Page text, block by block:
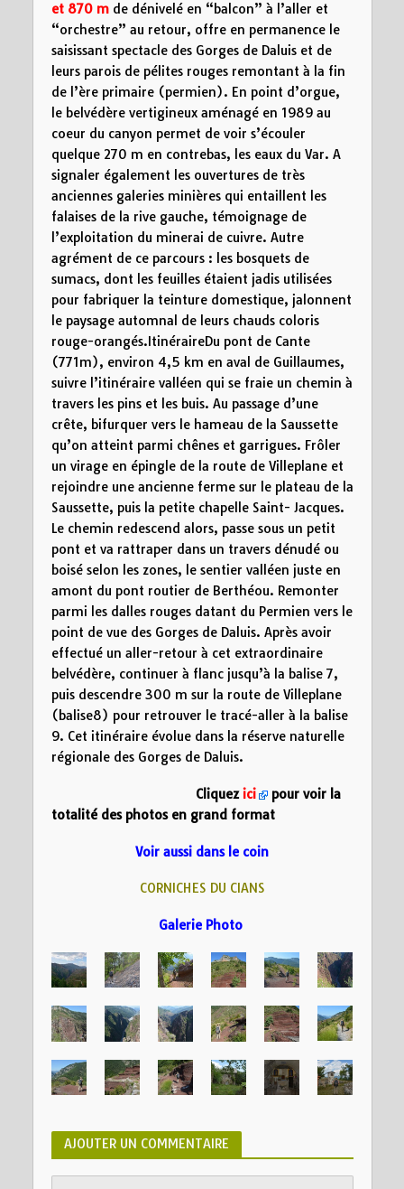
et 870 mde dénivelé en “balcon” à l’aller et
“orchestre” au retour, offre en permanence le
saisissant spectacle des Gorges de Daluis et de
leurs parois de pélites rouges remontant à la fin
de l’ère primaire (permien). En point d’orgue,
le belvédère vertigineux aménagé en 1989 au
coeur du canyon permet de voir s’écouler
quelque 270 m en contrebas, les eaux du Var. A
signaler également les ouvertures de très
anciennes galeries minières qui entaillent les
falaises de la rive gauche, témoignage de
l’exploitation du minerai de cuivre. Autre
agrément de ce parcours : les bosquets de
sumacs, dont les feuilles étaient jadis utilisées
pour fabriquer la teinture domestique, jalonnent
le paysage automnal de leurs chauds coloris
rouge-orangés.ItinéraireDu pont de Cante
(771m), environ 4,5 km en aval de Guillaumes,
suivre l’itinéraire valléen qui se fraie un chemin à
travers les pins et les buis. Au passage d’une
crête, bifurquer vers le hameau de la Saussette
qu’on atteint parmi chênes et garrigues. Frôler
un virage en épingle de la route de Villeplane et
rejoindre une ancienne ferme sur le plateau de la
Saussette, puis la petite chapelle Saint- Jacques.
Le chemin redescend alors, passe sous un petit
pont et va rattraper dans un travers dénudé ou
boisé selon les zones, le sentier valléen juste en
amont du pont routier de Berthéou. Remonter
parmi les dalles rouges datant du Permien vers le
point de vue des Gorges de Daluis. Après avoir
effectué un aller-retour à cet extraordinaire
belvédère, continuer à flanc jusqu’à la balise 7,
puis descendre 300 m sur la route de Villeplane
(balise8) pour retrouver le tracé-aller à la balise
9. Cet itinéraire évolue dans la réserve naturelle
régionale des Gorges de Daluis.
Cliquezici
pour voir la
totalité des photos en grand format
Voir aussi dans le coin
CORNICHES DU CIANS
Galerie Photo
AJOUTER UN COMMENTAIRE